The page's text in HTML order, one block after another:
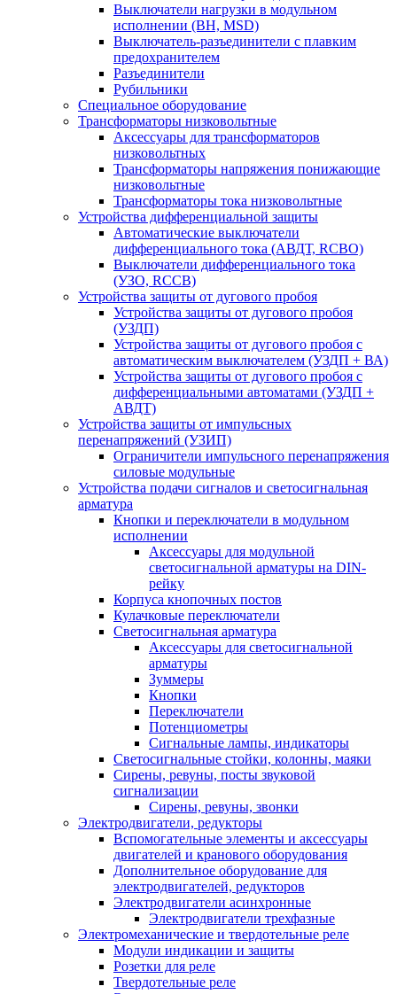
Выключатели нагрузки в модульном
исполнении (ВН, MSD)
Выключатель-разъединители с плавким
предохранителем
Разъединители
Рубильники
Специальное оборудование
Трансформаторы низковольтные
Аксессуары для трансформаторов
низковольтных
Трансформаторы напряжения понижающие
низковольтные
Трансформаторы тока низковольтные
Устройства дифференциальной защиты
Автоматические выключатели
дифференциального тока (АВДТ, RCBO)
Выключатели дифференциального тока
(УЗО, RCCB)
Устройства защиты от дугового пробоя
Устройства защиты от дугового пробоя
(УЗДП)
Устройства защиты от дугового пробоя с
автоматическим выключателем (УЗДП + ВА)
Устройства защиты от дугового пробоя с
дифференциальными автоматами (УЗДП +
АВДТ)
Устройства защиты от импульсных
перенапряжений (УЗИП)
Ограничители импульсного перенапряжения
силовые модульные
Устройства подачи сигналов и светосигнальная
арматура
Кнопки и переключатели в модульном
исполнении
Аксессуары для модульной
светосигнальной арматуры на DIN-
рейку
Корпуса кнопочных постов
Кулачковые переключатели
Светосигнальная арматура
Аксессуары для светосигнальной
арматуры
Зуммеры
Кнопки
Переключатели
Потенциометры
Сигнальные лампы, индикаторы
Светосигнальные стойки, колонны, маяки
Сирены, ревуны, посты звуковой
сигнализации
Сирены, ревуны, звонки
Электродвигатели, редукторы
Вспомогательные элементы и аксессуары
двигателей и кранового оборудования
Дополнительное оборудование для
электродвигателей, редукторов
Электродвигатели асинхронные
Электродвигатели трехфазные
Электромеханические и твердотельные реле
Модули индикации и защиты
Розетки для реле
Твердотельные реле